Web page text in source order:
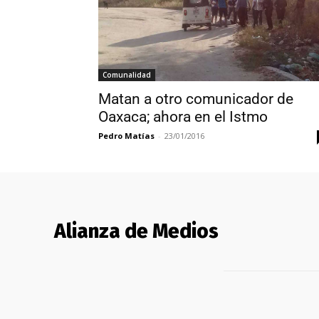
Comunalidad
Matan a otro comunicador de
Oaxaca; ahora en el Istmo
Pedro Matías - 23/01/2016
Alianza de Medios